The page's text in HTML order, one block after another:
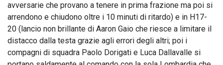
avversarie che provano a tenere in prima frazione ma poi si
arrendono e chiudono oltre i 10 minuti di ritardo) e in H17-
20 (lancio non brillante di Aaron Gaio che riesce a limitare il
distacco dalla testa grazie agli errori degli altri; poi i
compagni di squadra Paolo Dorigati e Luca Dallavalle si